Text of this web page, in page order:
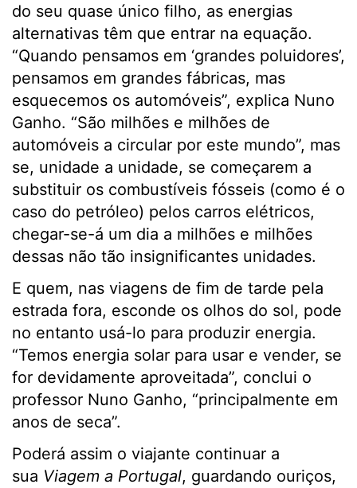
do seu quase único filho, as energias
alternativas têm que entrar na equação.
“Quando pensamos em ‘grandes poluidores’,
pensamos em grandes fábricas, mas
esquecemos os automóveis”, explica Nuno
Ganho. “São milhões e milhões de
automóveis a circular por este mundo”, mas
se, unidade a unidade, se começarem a
substituir os combustíveis fósseis (como é o
caso do petróleo) pelos carros elétricos,
chegar-se-á um dia a milhões e milhões
dessas não tão insignificantes unidades.
E quem, nas viagens de fim de tarde pela
estrada fora, esconde os olhos do sol, pode
no entanto usá-lo para produzir energia.
“Temos energia solar para usar e vender, se
for devidamente aproveitada”, conclui o
professor Nuno Ganho, “principalmente em
anos de seca”.
Poderá assim o viajante continuar a
sua Viagem a Portugal, guardando ouriços,